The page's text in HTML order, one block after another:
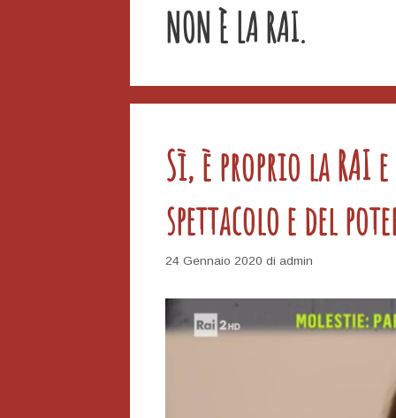
NON È LA RAI.
Sì, è proprio la RAI
spettacolo e del
24 Gennaio 2020 di admin